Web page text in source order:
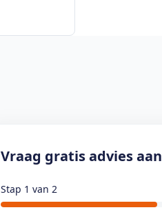
Vraag gratis advies aan
Stap 1 van 2